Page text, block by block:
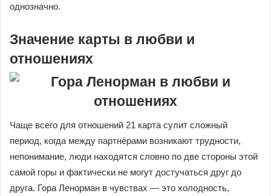
однозначно.
Значение карты в любви и
отношениях
Чаще всего для отношений 21 карта сулит сложный
период, когда между партнёрами возникают трудности,
непонимание, люди находятся словно по две стороны этой
самой горы и фактически не могут достучаться друг до
друга. Гора Ленорман в чувствах — это холодность,